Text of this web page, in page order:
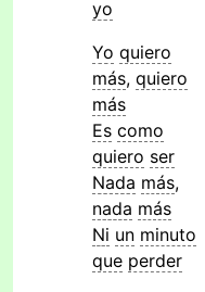
yo
Yo quiero
más, quiero
más
Es como
quiero ser
Nada más,
nada más
Ni un minuto
que perder